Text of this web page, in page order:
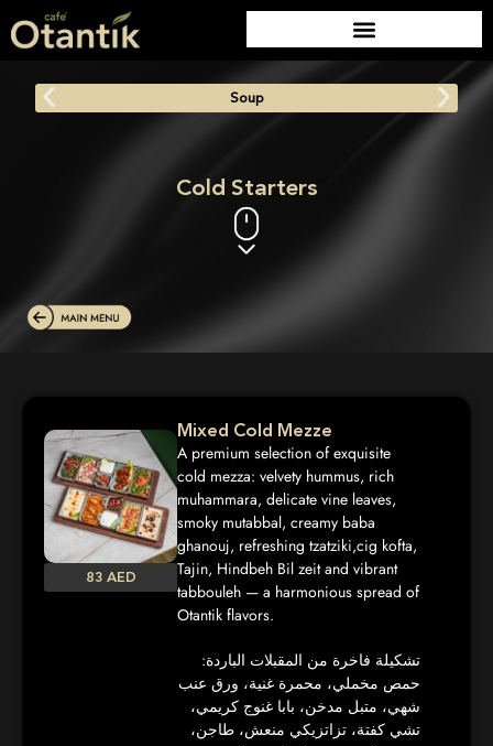
Soup
Cold Starters
83 AED
Mixed Cold Mezze
A premium selection of exquisite
cold mezza: velvety hummus, rich
muhammara, delicate vine leaves,
smoky mutabbal, creamy baba
ghanouj, refreshing tzatziki,cig kofta,
Tajin, Hindbeh Bil zeit and vibrant
tabbouleh — a harmonious spread of
Otantik flavors.
تشكيلة فاخرة من المقبلات الباردة:
حمص مخملي، محمرة غنية، ورق عنب
شهي، متبل مدخن، بابا غنوج كريمي،
تشي كفتة، تزاتزيكي منعش، طاجن،